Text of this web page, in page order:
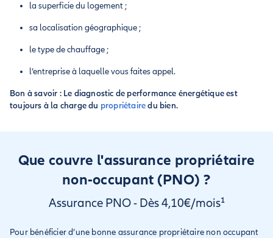
la superficie du logement ;
sa localisation géographique ;
le type de chauffage ;
l’entreprise à laquelle vous faites appel.
Bon à savoir : Le diagnostic de performance énergétique est
toujours à la charge du propriétairedu bien.
Que couvre l'assurance propriétaire
non-occupant (PNO) ?
Assurance PNO - Dès 4,10€/mois¹
Pour bénéficier d’une bonne assurance propriétaire non occupant